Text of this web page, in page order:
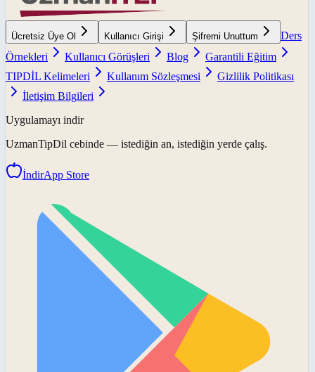
Ücretsiz Üye Ol Kullanıcı Girişi Şifremi Unuttum
Ders
Örnekleri
Kullanıcı Görüşleri Blog
Garantili Eğitim
TIPDİL Kelimeleri
Kullanım Sözleşmesi
Gizlilik Politikası
İletişim Bilgileri
Uygulamayı indir
UzmanTipDil cebinde — istediğin an, istediğin yerde çalış.
İndirApp Store